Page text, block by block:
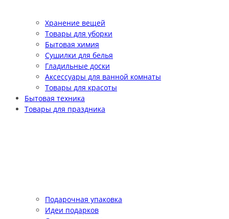
Хранение вещей
Товары для уборки
Бытовая химия
Сушилки для белья
Гладильные доски
Аксессуары для ванной комнаты
Товары для красоты
Бытовая техника
Товары для праздника
Подарочная упаковка
Идеи подарков